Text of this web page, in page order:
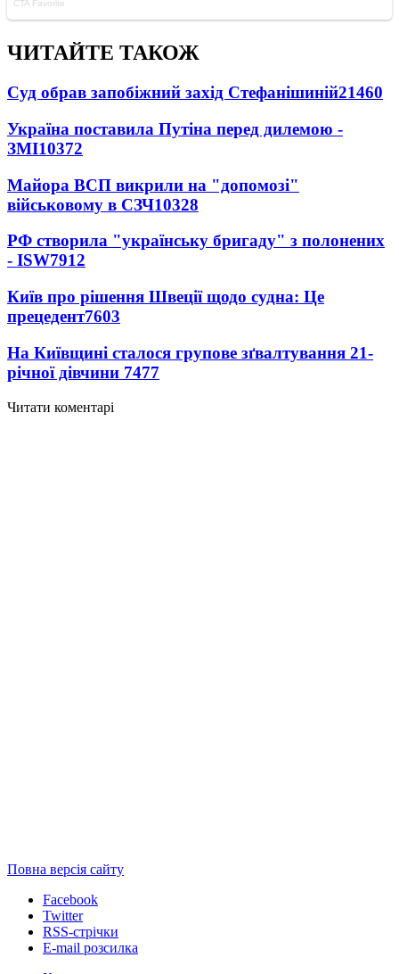
ЧИТАЙТЕ ТАКОЖ
Суд обрав запобіжний захід Стефанішиній21460
Україна поставила Путіна перед дилемою -
ЗМІ10372
Майора ВСП викрили на "допомозі"
військовому в СЗЧ10328
РФ створила "українську бригаду" з полонених
- ISW7912
Київ про рішення Швеції щодо судна: Це
прецедент7603
На Київщині сталося групове зґвалтування 21-
річної дівчини 7477
Читати коментарі
Повна версія сайту
Facebook
Twitter
RSS-стрічки
E-mail розсилка